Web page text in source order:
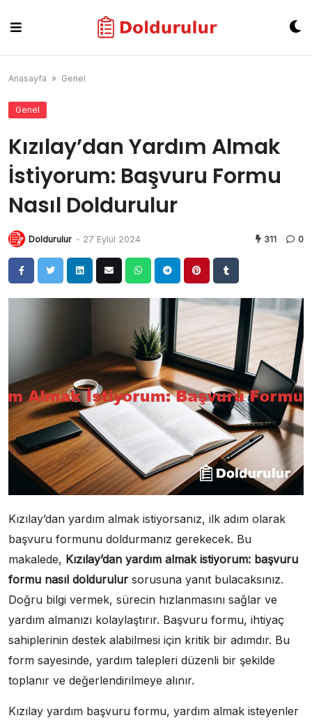
content
Anasayfa » Genel
Genel
Kızılay’dan Yardım Almak
İstiyorum: Başvuru Formu
Nasıl Doldurulur
Doldurulur - 27 Eylül 2024 311 0
Kızılay’dan yardım almak istiyorsanız, ilk adım olarak
başvuru formunu doldurmanız gerekecek. Bu
makalede, Kızılay’dan yardım almak istiyorum: başvuru
formu nasıl doldurulur sorusuna yanıt bulacaksınız.
Doğru bilgi vermek, sürecin hızlanmasını sağlar ve
yardım almanızı kolaylaştırır. Başvuru formu, ihtiyaç
sahiplerinin destek alabilmesi için kritik bir adımdır. Bu
form sayesinde, yardım talepleri düzenli bir şekilde
toplanır ve değerlendirilmeye alınır.
Kızılay yardım başvuru formu, yardım almak isteyenler